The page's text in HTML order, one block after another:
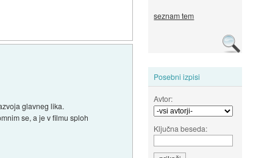
seznam tem
Posebni izpisi
Avtor:
Ključna beseda:
glavneg lika.
se, a je v filmu sploh